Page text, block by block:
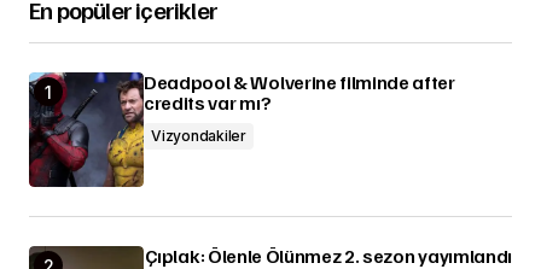
En popüler içerikler
Deadpool & Wolverine filminde after
credits var mı?
Vizyondakiler
Çıplak: Ölenle Ölünmez 2. sezon yayımlandı